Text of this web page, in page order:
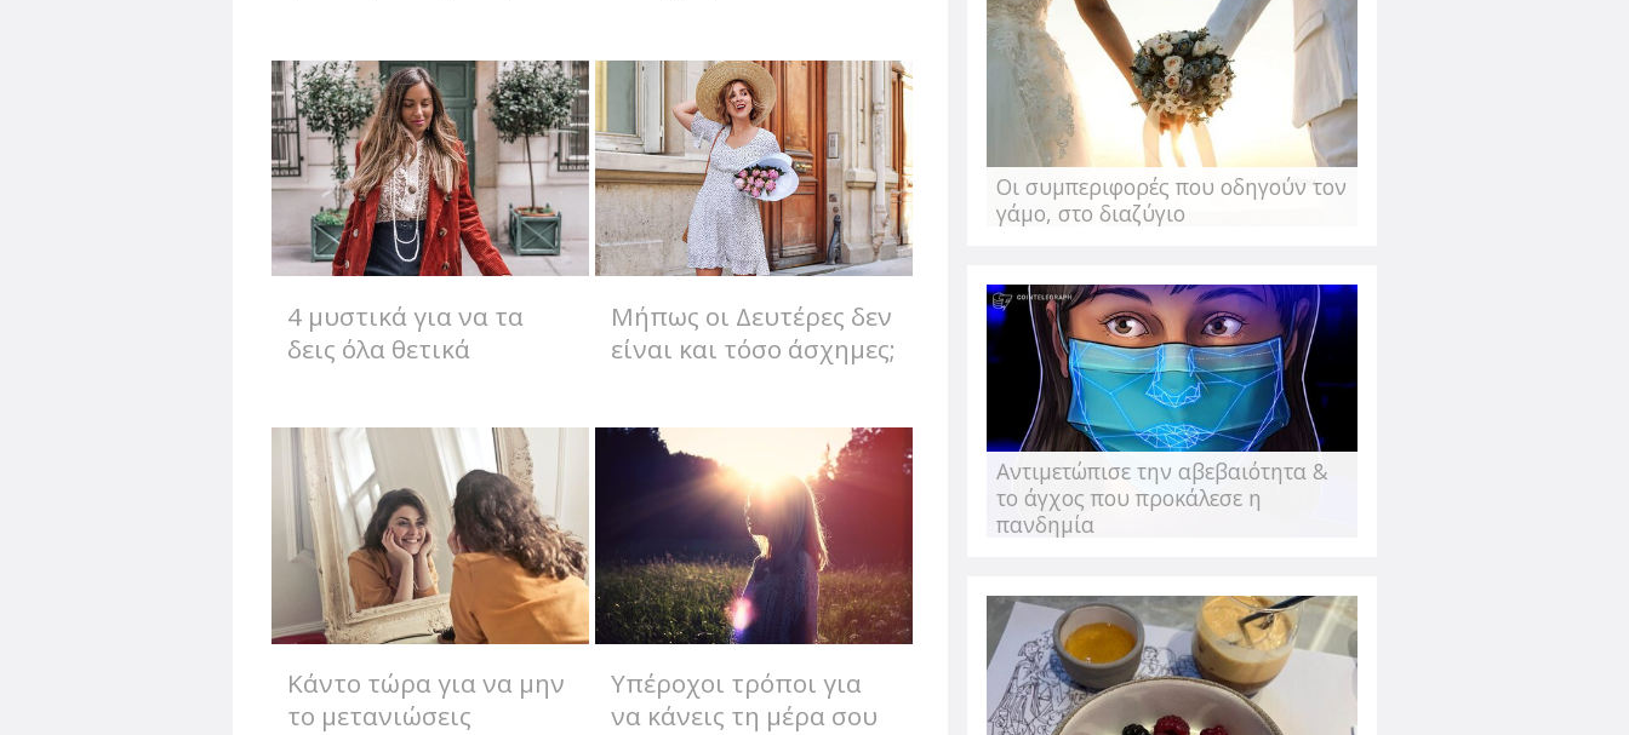
Ποιες τροφές βοηθούν τον
μεταβολισμό σου;
από την Κατερίνα Πιπέρη
Είμαι σίγουρη πως αν προσπαθείς να χάσεις τα περιττά κιλά
-εννοείται πως όλοι έχουμε- ή αν προσπαθείς να υιοθετήσεις
έναν πιο υγιεινό...
Θεωρείς "ταμπού" να πηγαίνεις για
καφέ μόνη σου;
Σου γράφω από ένα καφέ. Πολύ κεντρικό στην περιοχή που
διευκρινίσω πως κάθομαι εδώ και πίνω μόνη μου καφέ. Για
μένα...
4 μυστικά για να τα
δεις όλα θετικά
Μήπως οι Δευτέρες δεν
είναι και τόσο άσχημες;
Κάντο τώρα για να μην
το μετανιώσεις
Υπέροχοι τρόποι για
να κάνεις τη μέρα σου
Οι συμπεριφορές που οδηγούν τον
γάμο, στο διαζύγιο
Αντιμετώπισε την αβεβαιότητα &
το άγχος που προκάλεσε η
πανδημία